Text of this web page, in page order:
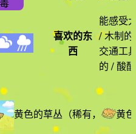
毒
喜欢的东
西
能感受
/ 木制
交通工
的 / 酸
黄色的草丛 （稀有， 黄